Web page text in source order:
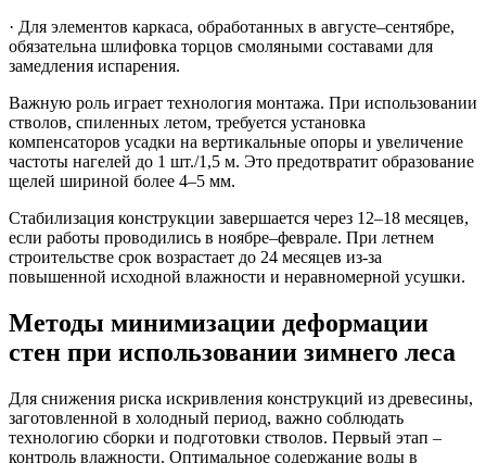
· Для элементов каркаса, обработанных в августе–сентябре,
обязательна шлифовка торцов смоляными составами для
замедления испарения.
Важную роль играет технология монтажа. При использовании
стволов, спиленных летом, требуется установка
компенсаторов усадки на вертикальные опоры и увеличение
частоты нагелей до 1 шт./1,5 м. Это предотвратит образование
щелей шириной более 4–5 мм.
Стабилизация конструкции завершается через 12–18 месяцев,
если работы проводились в ноябре–феврале. При летнем
строительстве срок возрастает до 24 месяцев из-за
повышенной исходной влажности и неравномерной усушки.
Методы минимизации деформации
стен при использовании зимнего леса
Для снижения риска искривления конструкций из древесины,
заготовленной в холодный период, важно соблюдать
технологию сборки и подготовки стволов. Первый этап –
контроль влажности. Оптимальное содержание воды в